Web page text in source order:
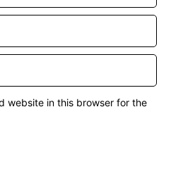
website in this browser for the